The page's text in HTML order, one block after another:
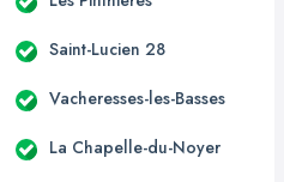
Saint-Lucien 28
Vacheresses-les-Basses
La Chapelle-du-Noyer